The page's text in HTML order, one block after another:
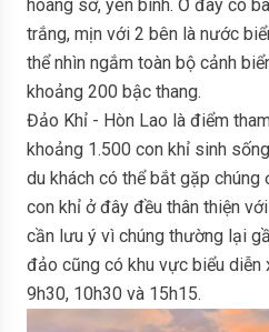
hoang sơ, yên bình. Ở đây có
trắng, mịn với 2 bên là nước
thể nhìn ngắm toàn bộ cảnh
khoảng 200 bậc thang.
Đảo Khỉ - Hòn Lao là điểm
khoảng 1.500 con khỉ sinh
du khách có thể bắt gặp chúng
con khỉ ở đây đều thân thiện
cần lưu ý vì chúng thường lại
đảo cũng có khu vực biểu diễn
9h30, 10h30 và 15h15.